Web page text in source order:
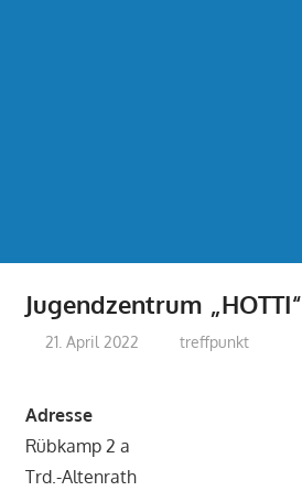
Jugendzentrum „HOTTI“
21. April 2022 treffpunkt
Adresse
Rübkamp 2 a
Trd.-Altenrath